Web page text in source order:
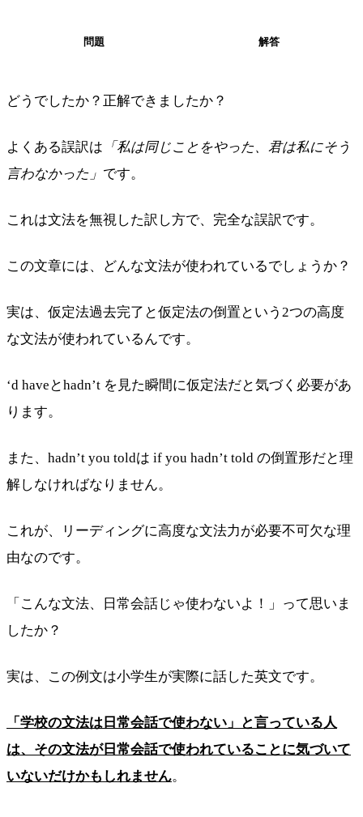
問題 解答
どうでしたか？正解できましたか？
よくある誤訳は 「私は同じことをやった、君は私にそう
言わなかった」 です。
これは文法を無視した訳し方で、完全な誤訳です。
この文章には、どんな文法が使われているでしょうか？
実は、仮定法過去完了と仮定法の倒置という2つの高度
な文法が使われているんです。
‘d haveとhadn’t を見た瞬間に仮定法だと気づく必要があ
ります。
また、hadn’t you toldは if you hadn’t told の倒置形だと理
解しなければなりません。
これが、リーディングに高度な文法力が必要不可欠な理
由なのです。
「こんな文法、日常会話じゃ使わないよ！」って思いま
したか？
実は、この例文は小学生が実際に話した英文です。
「学校の文法は日常会話で使わない」と言っている人
は、その文法が日常会話で使われていることに気づいて
いないだけかもしれません。